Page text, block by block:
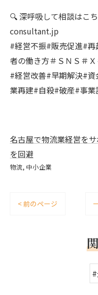
🔍 深呼吸して相談は
consultant.jp
#経営不振#販売促進#
者の働き方＃ＳＮＳ＃
#経営改善#早期解決#
業再建#自殺#破産#事業
名古屋で物流業経営を
を回避
物流 中小企業
< 前のページ